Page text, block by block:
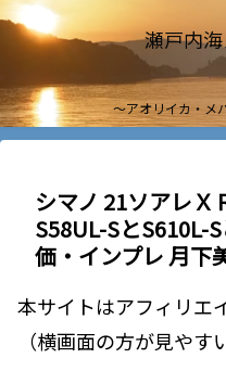
瀬戸内
～アオリイカ・メ
シマノ 21ソアレＸ
S58UL-SとS610L-
価・インプレ 月下
本サイトはアフィリエ
（横画面の方が見やす